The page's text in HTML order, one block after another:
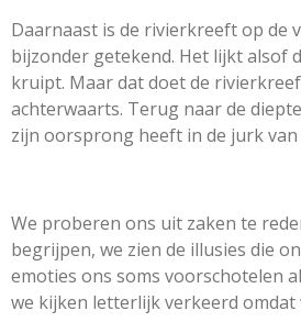
Daarnaast is de rivierkreeft op de
bijzonder getekend. Het lijkt alsof
kruipt. Maar dat doet de
achterwaarts. Terug naar de
zijn oorsprong heeft in de jurk
We proberen ons uit zaken te
begrijpen, we zien de illusies die
emoties ons soms voorschotelen
we kijken letterlijk verkeerd omdat